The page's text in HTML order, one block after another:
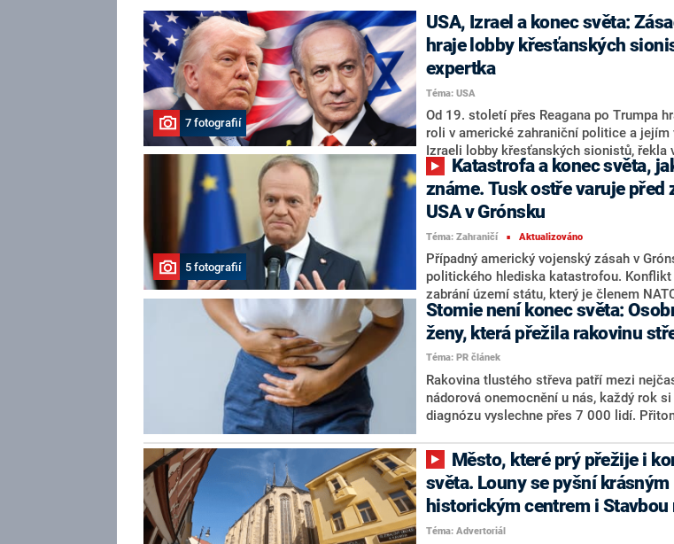
7 fotografií
USA, Izrael a konec světa:
hraje lobby křesťanských
expertka
Téma: USA
Od 19. století přes Reagana po Trumpa
roli v americké zahraniční politice a jejím
Izraeli lobby křesťanských sionistů, řekla
pro CNN Prima NEWS religionistka a
Kateřina Hlaváčová z Husitské
Univerzity Karlovy.
5 fotografií
známe. Tusk ostře varuje před
USA v Grónsku
Téma: Zahraničí ■ Aktualizováno
Případný americký vojenský zásah v
politického hlediska katastrofou.
zabrání území státu, který je členem
státem Severoatlantické aliance by
světa, jak ho dnes známe a který po
zaručoval bezpečnost, varoval ve čtvrtek
premiér Donald Tusk. Vzhledem k
počínání amerického prezidenta Donalda
možný každý scénář, připustil šéf polské
své vojáky do Grónska nevyšle, uvedl
Stomie není konec světa:
ženy, která přežila rakovinu
Téma: PR článek
Rakovina tlustého střeva patří mezi
nádorová onemocnění u nás, každý rok
diagnózu vyslechne přes 7 000 lidí.
prevence a včasná kolonoskopie mohou
život. Jak včas odhalit zákeřnou nemoc a
pomoci?
světa. Louny se pyšní krásným
historickým centrem i Stavbou
Téma: Advertoriál